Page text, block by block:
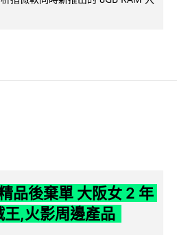
品後棄單 大阪女 2 年
,火影周邊產品